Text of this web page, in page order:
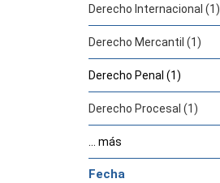
Derecho Internacional (1)
Derecho Mercantil (1)
Derecho Penal (1)
Derecho Procesal (1)
... más
Fecha